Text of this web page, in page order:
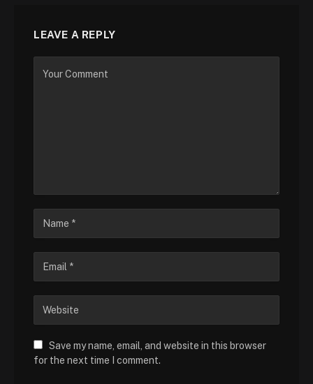
LEAVE A REPLY
Save my name, email, and website in this browser
for the next time I comment.